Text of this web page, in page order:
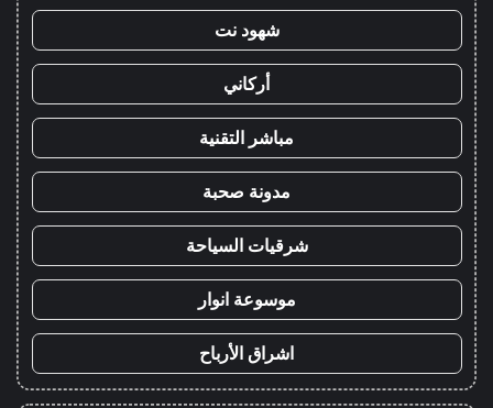
شهود نت
أركاني
مباشر التقنية
مدونة صحبة
شرقيات السياحة
موسوعة انوار
اشراق الأرباح